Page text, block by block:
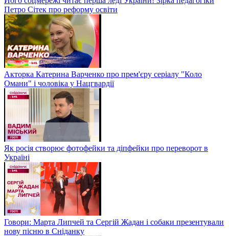
Петро Сітек про реформу освіти
Акторка Катерина Варченко про прем'єру серіалу "Коло
Омани" і чоловіка у Нацгвардії
Як росія створює фотофейки та діпфейки про переворот в
Україні
Говори: Марта Липчей та Сергій Жадан і собаки презентували
нову пісню в Сніданку